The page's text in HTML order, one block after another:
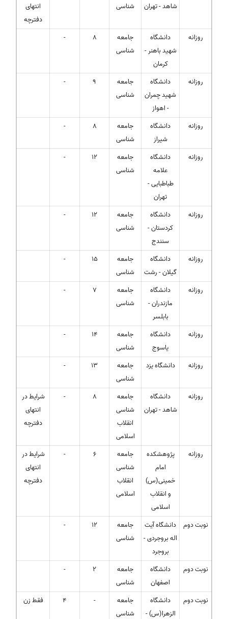
شاهد - تهران
شناسی
انتهای
دفترچه
روزانه
دانشگاه
شهید باهنر -
کرمان
جامعه
شناسی
8
-
روزانه
دانشگاه
شهید چمران
- اهواز
جامعه
شناسی
9
-
روزانه
دانشگاه
شیراز
جامعه
شناسی
8
-
روزانه
دانشگاه
علامه
طباطبایی -
تهران
جامعه
شناسی
12
-
روزانه
دانشگاه
کردستان -
سنندج
جامعه
شناسی
12
-
روزانه
دانشگاه
گیلان - رشت
جامعه
شناسی
15
-
روزانه
دانشگاه
مازندران -
بابلسر
جامعه
شناسی
7
-
روزانه
دانشگاه
یاسوج
جامعه
شناسی
14
-
روزانه دانشگاه یزد
جامعه
شناسی
13
-
روزانه
دانشگاه
شاهد - تهران
جامعه
شناسی
انقلاب
اسلامی
8
-
شرایط در
انتهای
دفترچه
روزانه
پژوهشکده
امام
خمینی(س)
و انقلاب
اسلامی
جامعه
شناسی
انقلاب
اسلامی
6
-
شرایط در
انتهای
دفترچه
نوبت دوم
دانشگاه آیت
اله بروجردی -
بروجرد
جامعه
شناسی
12
-
نوبت دوم
دانشگاه
اصفهان
جامعه
شناسی
2
-
نوبت دوم
دانشگاه
الزهرا(س) -
جامعه
شناسی
-
4 فقط زن